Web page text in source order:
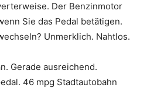
Der Benzinmotor
Sie das Pedal betätigen.
Unmerklich. Nahtlos.
Gerade ausreichend.
46 mpg Stadtautobahn